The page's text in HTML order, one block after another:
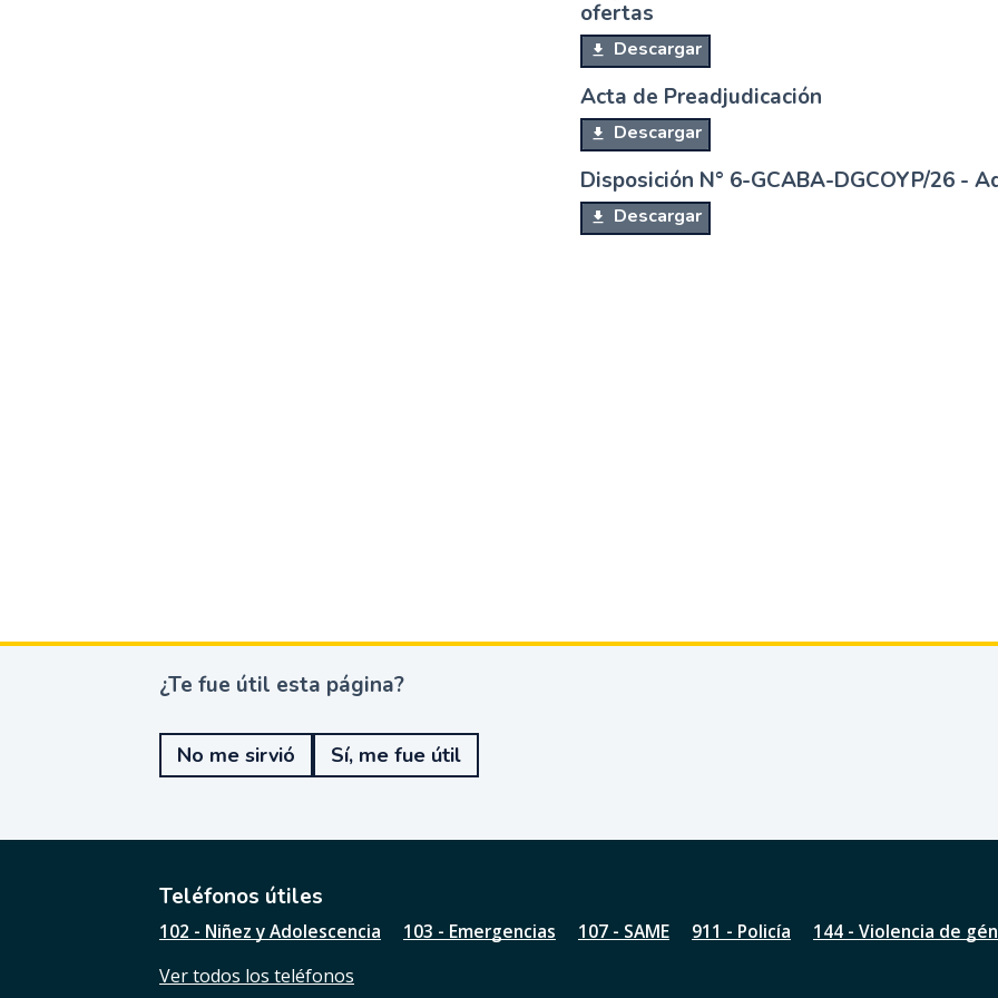
ofertas
Descargar
Acta de Preadjudicación
Descargar
Disposición N° 6-GCABA-DGCOYP/26 -
Descargar
¿
e
u
t
l
s
a
¿Te fue útil esta página?
No me sirvió Sí, me fue útil
Teléfonos útiles
102 - Niñez y Adolescencia 103 - Emergencias 107 - SAME 911 - Policía 144 - Violencia de
Ver todos los teléfonos